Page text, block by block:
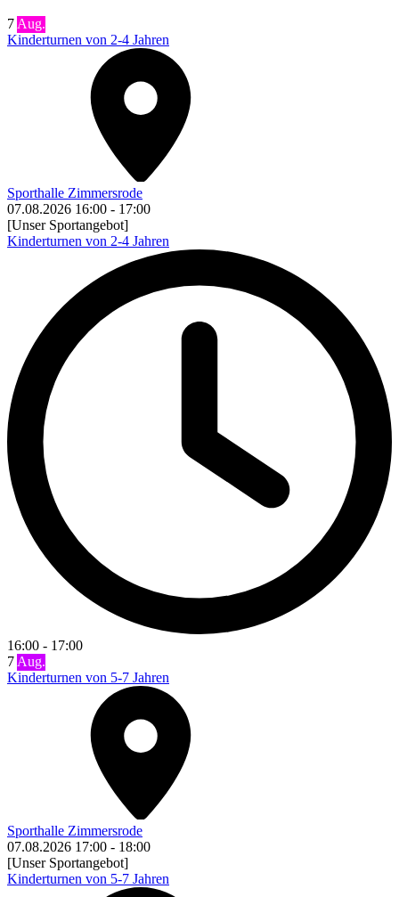
7Aug.
Kinderturnen von 2-4 Jahren
Sporthalle Zimmersrode
07.08.2026 16:00 - 17:00
[Unser Sportangebot]
Kinderturnen von 2-4 Jahren
16:00 - 17:00
7Aug.
Kinderturnen von 5-7 Jahren
Sporthalle Zimmersrode
07.08.2026 17:00 - 18:00
[Unser Sportangebot]
Kinderturnen von 5-7 Jahren